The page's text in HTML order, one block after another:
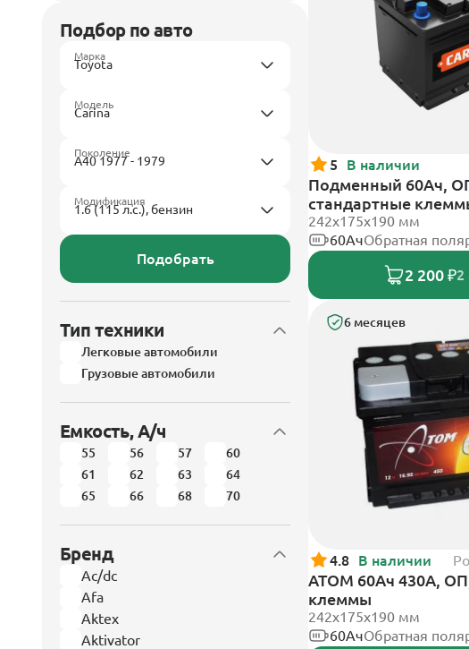
Подбор по авто
Марка
Модель
Поколение
Модификация
Подобрать
Тип техники
Легковые автомобили
Грузовые автомобили
Емкость, А/ч
55 56 57
60
61
62 63
64
65
66 68 70
Бренд
Ac/dc
Afa
Aktex
Aktivator
5 В наличии
Подменный 60Ач,
стандартные
242х175х190 мм
60АчОбратная
2 200 ₽2
6 месяцев
4.8 В наличии
АТОМ 60Ач 430А,
клеммы
242х175х190 мм
60АчОбратная